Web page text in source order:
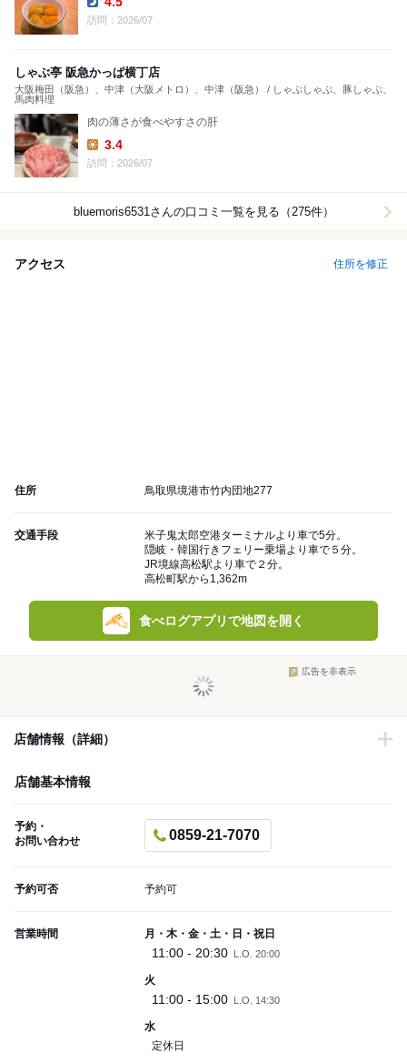
Dinner:
訪問：2026/07
しゃぶ亭 阪急かっぱ横丁店
大阪梅田（阪急）、中津（大阪メトロ）、中津（阪急） / しゃぶしゃぶ、豚しゃぶ、
馬肉料理
肉の薄さが食べやすさの肝
Lunch:
3.4
訪問：2026/07
bluemoris6531さんの口コミ一覧を見る（275件）
アクセス 住所を修正
住所 鳥取県境港市竹内団地277
交通手段
米子鬼太郎空港ターミナルより車で5分。
隠岐・韓国行きフェリー乗場より車で５分。
JR境線高松駅より車で２分。
高松町駅から1,362m
食べログアプリで地図を開く
広告を非表示
店舗情報（詳細）
店舗基本情報
予約・
お問い合わせ
0859-21-7070
予約可否 予約可
営業時間 月・木・金・土・日・祝日
11:00 - 20:30 L.O. 20:00
火
11:00 - 15:00 L.O. 14:30
水
定休日